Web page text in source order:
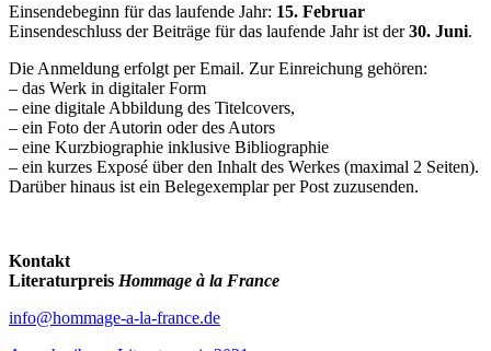
Einsendebeginn für das laufende Jahr: 15. Februar
Einsendeschluss der Beiträge für das laufende Jahr ist der30. Juni.
Die Anmeldung erfolgt per Email. Zur Einreichung gehören:
– das Werk in digitaler Form
– eine digitale Abbildung des Titelcovers,
– ein Foto der Autorin oder des Autors
– eine Kurzbiographie inklusive Bibliographie
– ein kurzes Exposé über den Inhalt des Werkes (maximal 2 Seiten).
Darüber hinaus ist ein Belegexemplar per Post zuzusenden.
Kontakt
Literaturpreis Hommage à la France
info@hommage-a-la-france.de